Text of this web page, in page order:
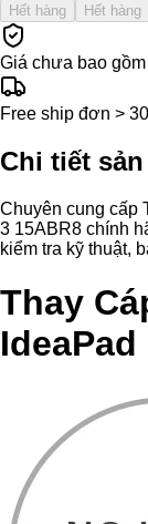
Hết hàng Hết hàng
Giá chưa bao gồm
Free ship đơn >
Chi tiết
Chuyên cung cấp
3 15ABR8 chính
kiểm tra kỹ thuật,
Thay